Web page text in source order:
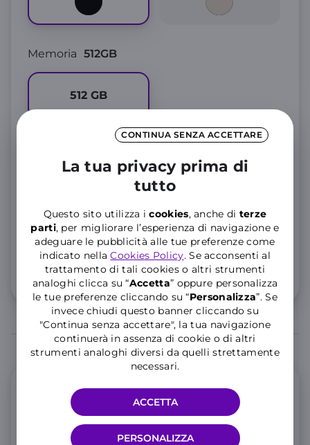
CONTINUA SENZA ACCETTARE
La tua privacy prima di
tutto
Questo sito utilizza icookies, anche di terze
parti, per migliorare l’esperienza di navigazione e
adeguare le pubblicità alle tue preferenze come
indicato nellaCookies Policy. Se acconsenti al
trattamento di tali cookies o altri strumenti
analoghi clicca su “Accetta” oppure personalizza
le tue preferenze cliccando su “Personalizza”. Se
invece chiudi questo banner cliccando su
"Continua senza accettare", la tua navigazione
continuerà in assenza di cookie o di altri
strumenti analoghi diversi da quelli strettamente
necessari.
PERSONALIZZA
ACCETTA
Memoria 512GB
512 GB
Rateizza con 36 rate
Anticipo Zero,Tan4,09% Taeg4,16%
Importo totale del credito609,90€. Totale dovuto
649,08€
Dettaglio costi
WINDTRE Mobile online
Offerta Mobile